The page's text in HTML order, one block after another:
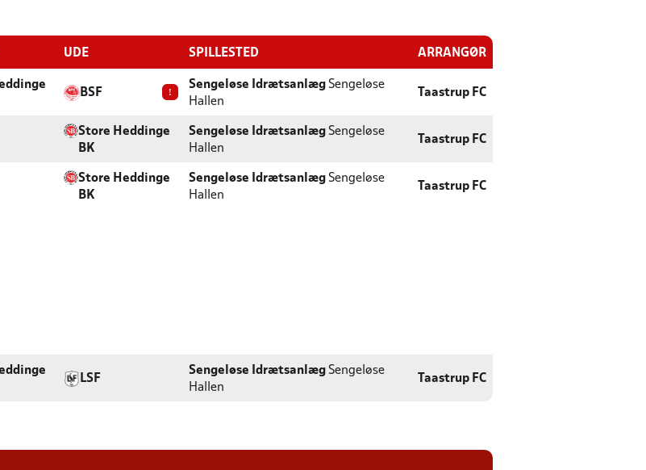
UDE SPILLESTED ARRANGØR
BSF !
Sengeløse Idrætsanlæg Sengeløse
Hallen
Taastrup FC
Store Heddinge
BK
Sengeløse Idrætsanlæg Sengeløse
Hallen
Taastrup FC
Store Heddinge
BK
Sengeløse Idrætsanlæg Sengeløse
Hallen
Taastrup FC
LSF
Sengeløse Idrætsanlæg Sengeløse
Hallen
Taastrup FC